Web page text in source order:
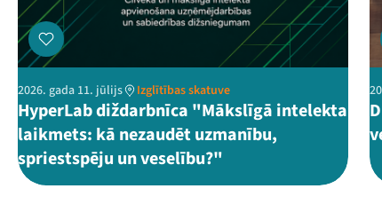
2026. gada 11. jūlijs Izglītības skatuve
HyperLab diždarbnīca "Mākslīgā intelekta
laikmets: kā nezaudēt uzmanību,
spriestspēju un veselību?"